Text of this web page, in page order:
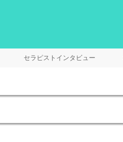
セラピストインタビュー